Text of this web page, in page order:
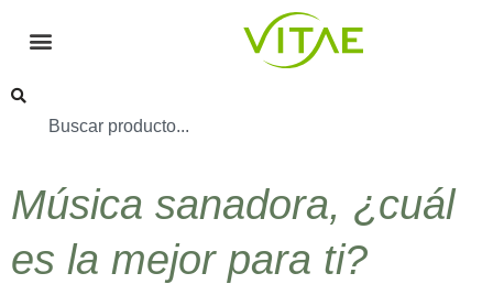
Música sanadora, ¿cuál
es la mejor para ti?